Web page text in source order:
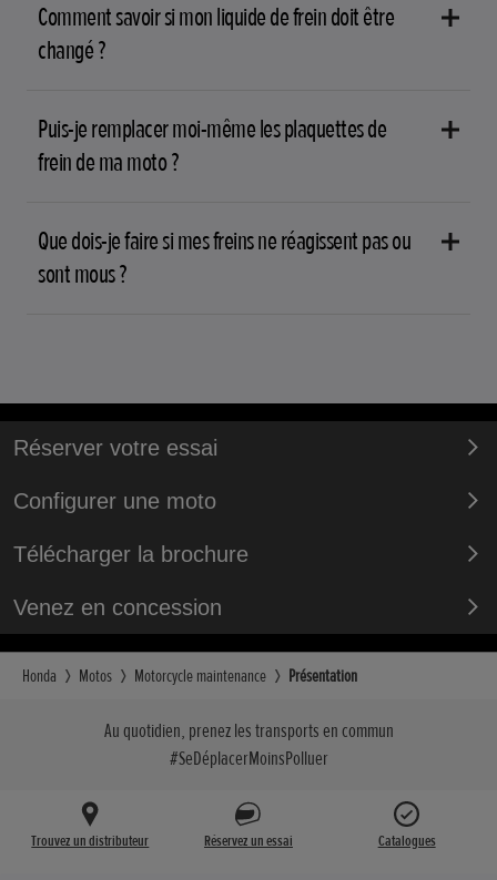
Comment savoir si mon liquide de frein doit être
changé ?
Puis-je remplacer moi-même les plaquettes de
frein de ma moto ?
Que dois-je faire si mes freins ne réagissent pas ou
sont mous ?
Réserver votre essai
Configurer une moto
Télécharger la brochure
Venez en concession
Honda Motos Motorcycle maintenance Présentation
Au quotidien, prenez les transports en commun
#SeDéplacerMoinsPolluer
Trouvez un distributeur Réservez un essai Catalogues